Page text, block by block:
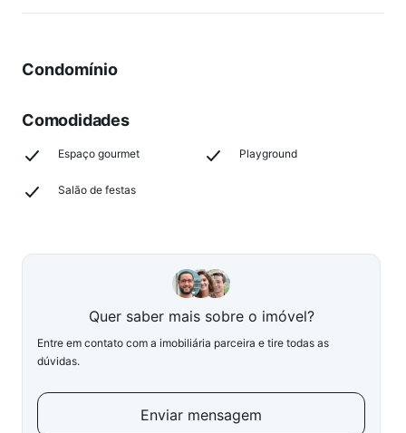
Condomínio
Comodidades
Espaço gourmet Playground
Salão de festas
Quer saber mais sobre o imóvel?
Entre em contato com a imobiliária parceira e tire todas as
dúvidas.
Enviar mensagem